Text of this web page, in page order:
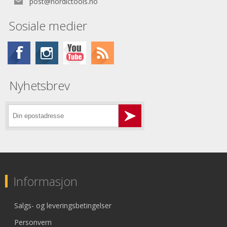
Sosiale medier
Nyhetsbrev
Informasjon
Salgs- og leveringsbetingelser
Personvern